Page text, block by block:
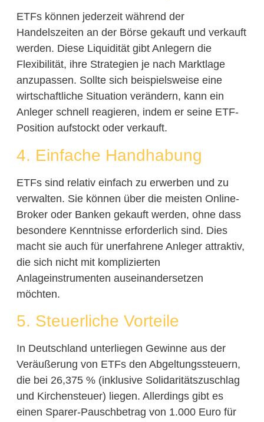
ETFs können jederzeit während der
Handelszeiten an der Börse gekauft und verkauft
werden. Diese Liquidität gibt Anlegern die
Flexibilität, ihre Strategien je nach Marktlage
anzupassen. Sollte sich beispielsweise eine
wirtschaftliche Situation verändern, kann ein
Anleger schnell reagieren, indem er seine ETF-
Position aufstockt oder verkauft.
4. Einfache Handhabung
ETFs sind relativ einfach zu erwerben und zu
verwalten. Sie können über die meisten Online-
Broker oder Banken gekauft werden, ohne dass
besondere Kenntnisse erforderlich sind. Dies
macht sie auch für unerfahrene Anleger attraktiv,
die sich nicht mit komplizierten
Anlageinstrumenten auseinandersetzen
möchten.
5. Steuerliche Vorteile
In Deutschland unterliegen Gewinne aus der
Veräußerung von ETFs den Abgeltungssteuern,
die bei 26,375 % (inklusive Solidaritätszuschlag
und Kirchensteuer) liegen. Allerdings gibt es
einen Sparer-Pauschbetrag von 1.000 Euro für